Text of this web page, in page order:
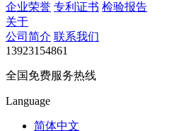
企业荣誉 专利证书 检验报告
关于
公司简介 联系我们
13923154861
全国免费服务热线
Language
简体中文